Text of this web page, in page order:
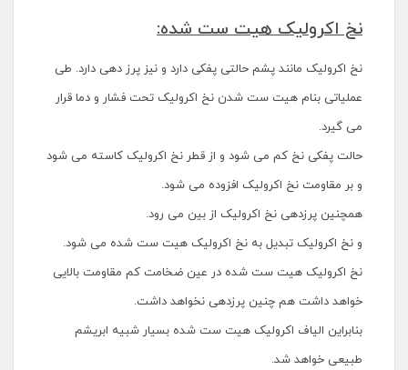
نخ اکرولیک هیت ست شده:
نخ اکرولیک مانند پشم حالتی پفکی دارد و نیز پرز دهی دارد. طی
عملیاتی بنام هیت ست شدن نخ اکرولیک تحت فشار و دما قرار
می گیرد.
حالت پفکی نخ کم می شود و از قطر نخ اکرولیک کاسته می شود
و بر مقاومت نخ اکرولیک افزوده می شود.
همچنین پرزدهی نخ اکرولیک از بین می رود.
و نخ اکرولیک تبدیل به نخ اکرولیک هیت ست شده می شود.
نخ اکرولیک هیت ست شده در عین ضخامت کم مقاومت بالایی
خواهد داشت هم چنین پرزدهی نخواهد داشت.
بنابراین الیاف اکرولیک هیت ست شده بسیار شبیه ابریشم
طبیعی خواهد شد.